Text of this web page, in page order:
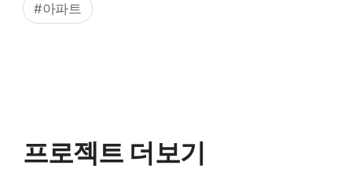
#아파트
프로젝트 더보기